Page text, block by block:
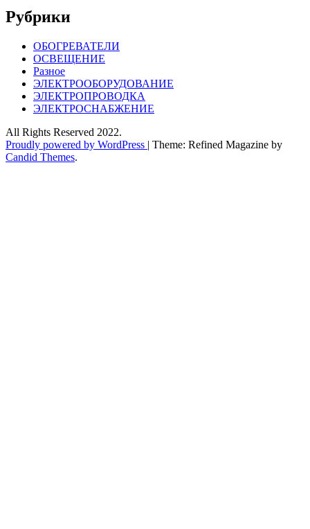
Рубрики
ОБОГРЕВАТЕЛИ
ОСВЕЩЕНИЕ
Разное
ЭЛЕКТРООБОРУДОВАНИЕ
ЭЛЕКТРОПРОВОДКА
ЭЛЕКТРОСНАБЖЕНИЕ
All Rights Reserved 2022.
Proudly powered by WordPress | Theme: Refined Magazine by
Candid Themes.